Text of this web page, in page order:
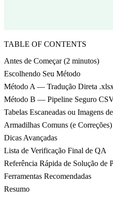
TABLE OF CONTENTS
Antes de Começar (2 minutos)
Escolhendo Seu Método
Método A — Tradução Direta
Método B — Pipeline Seguro
Tabelas Escaneadas ou Imagens
Armadilhas Comuns (e Correções)
Dicas Avançadas
Lista de Verificação Final de QA
Referência Rápida de Solução de
Ferramentas Recomendadas
Resumo